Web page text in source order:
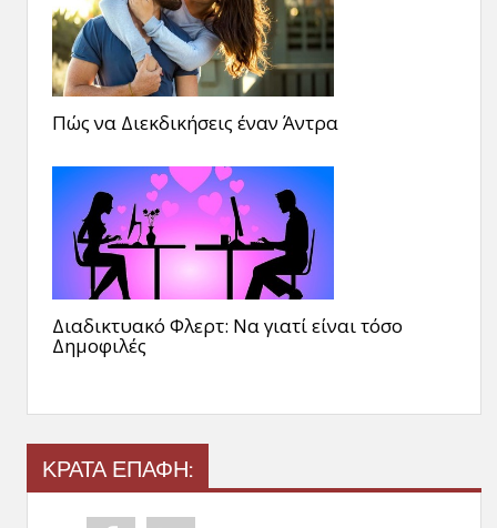
Πώς να Διεκδικήσεις έναν Άντρα
Διαδικτυακό Φλερτ: Να γιατί είναι τόσο
Δημοφιλές
ΚΡΑΤΑ ΕΠΑΦΗ: